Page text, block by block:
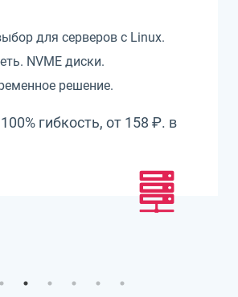
для серверов с Linux.
NVME диски.
решение.
гибкость, от 158 ₽. в